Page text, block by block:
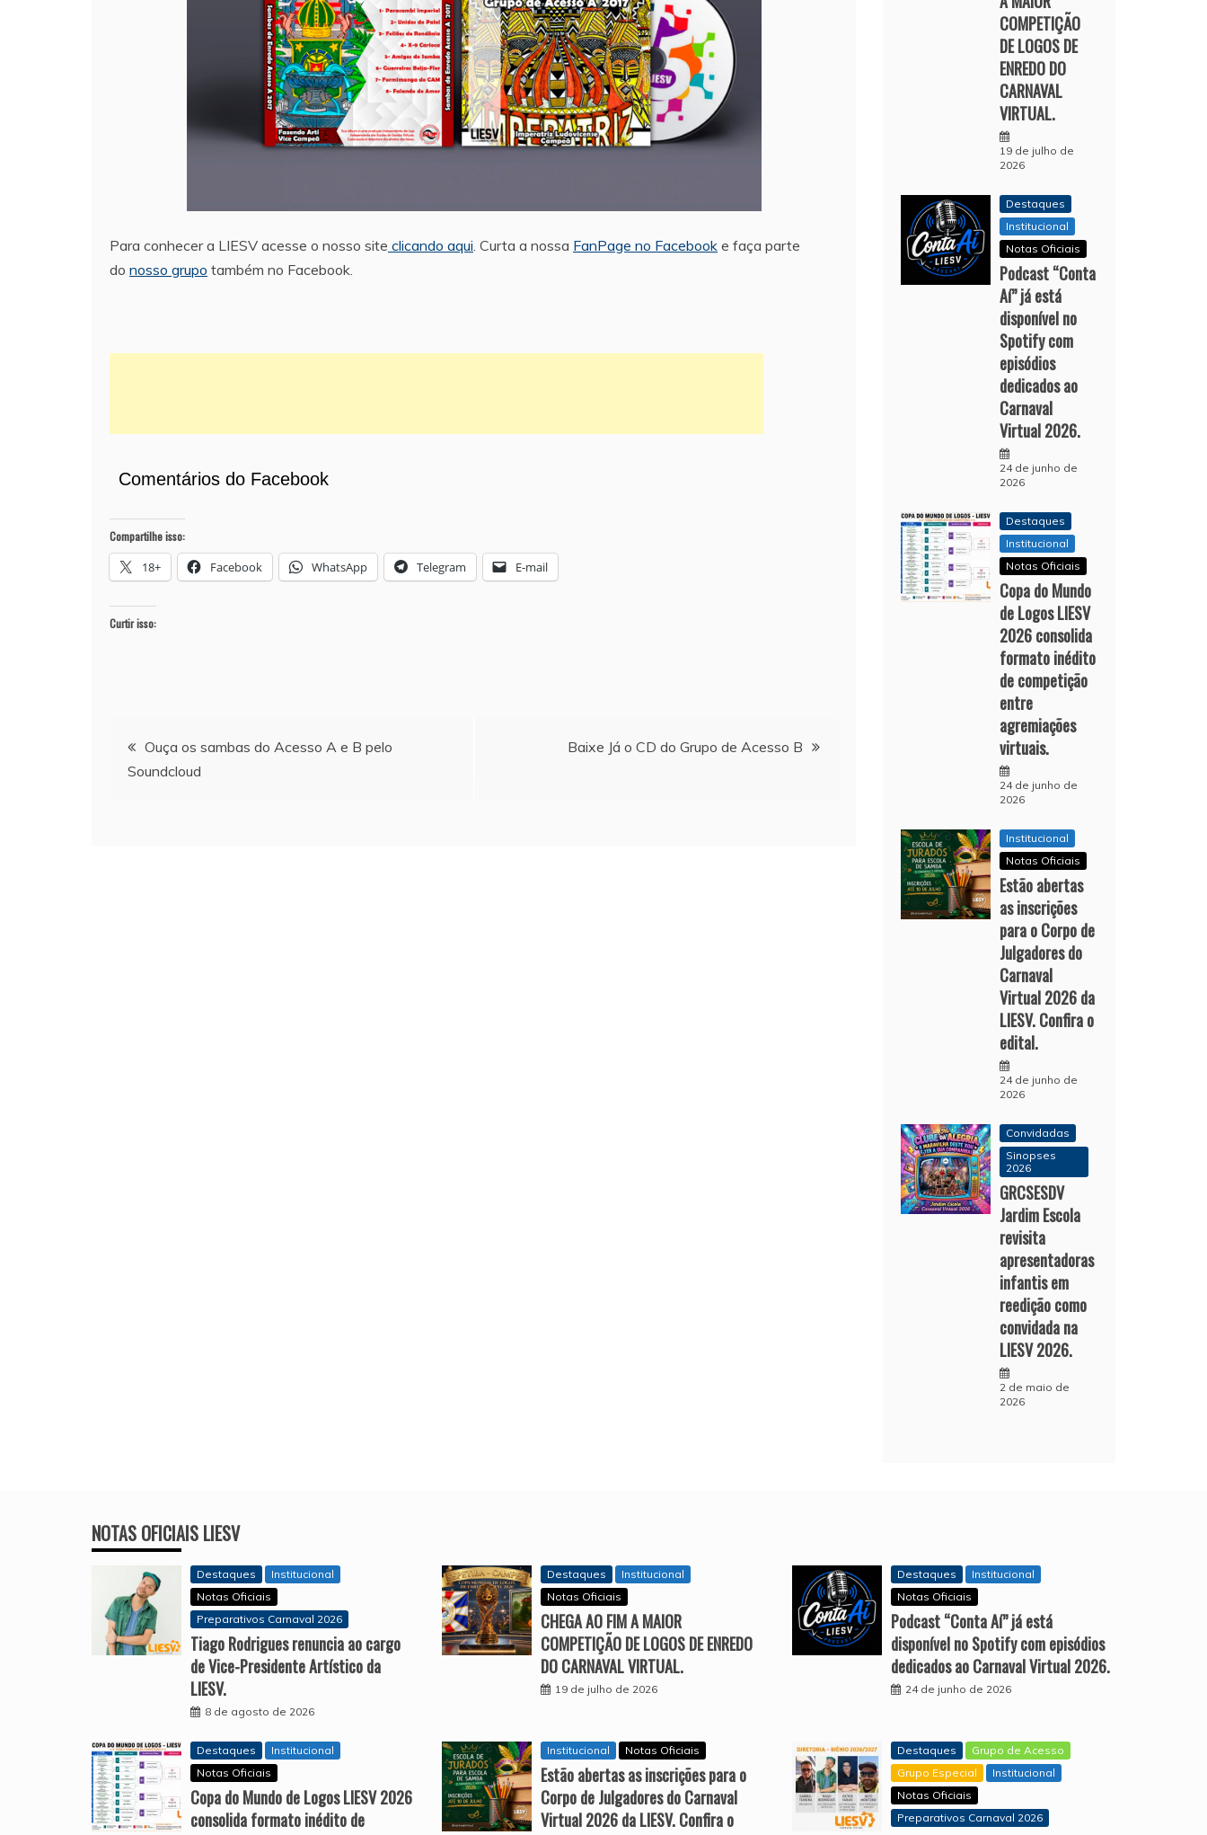
Para conhecer a LIESV acesse o nosso site clicando aqui . Curta a nossa FanPage no Facebook e faça parte
do nosso grupo também no Facebook.
Comentários do Facebook
Compartilhe isso:
18+ Facebook WhatsApp Telegram E-mail
Curtir isso:
Navegação
de
Ouça os sambas do Acesso A e B pelo
Soundcloud
Baixe Já o CD do Grupo de Acesso B
COMPETIÇÃO
DE LOGOS DE
ENREDO DO
CARNAVAL
VIRTUAL.
19 de julho de
2026
Destaques
Institucional
Notas Oficiais
Podcast “Conta
Aí” já está
disponível no
Spotify com
episódios
dedicados ao
Carnaval
Virtual 2026.
24 de junho de
2026
Destaques
Institucional
Notas Oficiais
Copa do Mundo
de Logos LIESV
2026 consolida
formato inédito
de competição
entre
agremiações
virtuais.
24 de junho de
2026
Institucional
Notas Oficiais
Estão abertas
as inscrições
para o Corpo de
Julgadores do
Carnaval
Virtual 2026 da
LIESV. Confira o
edital.
24 de junho de
2026
Convidadas
Sinopses
2026
GRCSESDV
Jardim Escola
revisita
apresentadoras
infantis em
reedição como
convidada na
LIESV 2026.
2 de maio de
2026
NOTAS OFICIAIS LIESV
Destaques
Institucional
Notas Oficiais
Preparativos Carnaval 2026
Tiago Rodrigues renuncia ao cargo
de Vice-Presidente Artístico da
LIESV.
8 de agosto de 2026
Destaques
Institucional
Notas Oficiais
CHEGA AO FIM A MAIOR
COMPETIÇÃO DE LOGOS DE ENREDO
DO CARNAVAL VIRTUAL.
19 de julho de 2026
Destaques
Institucional
Notas Oficiais
Podcast “Conta Aí” já está
disponível no Spotify com episódios
dedicados ao Carnaval Virtual 2026.
24 de junho de 2026
Destaques
Institucional
Notas Oficiais
Copa do Mundo de Logos LIESV 2026
consolida formato inédito de
Institucional Notas Oficiais
Estão abertas as inscrições para o
Corpo de Julgadores do Carnaval
Virtual 2026 da LIESV. Confira o
Destaques
Grupo de Acesso
Grupo Especial
Institucional
Notas Oficiais
Preparativos Carnaval 2026